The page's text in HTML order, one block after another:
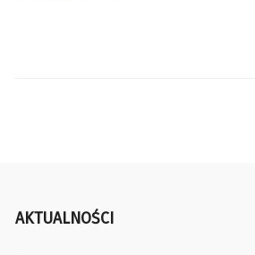
AKTUALNOŚCI